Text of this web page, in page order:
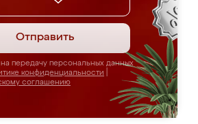
Отправить
передачу персональных данных
конфиденциальности
соглашению